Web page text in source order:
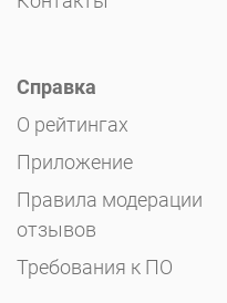
Справка
О рейтингах
Приложение
Правила модерации
отзывов
Требования к ПО